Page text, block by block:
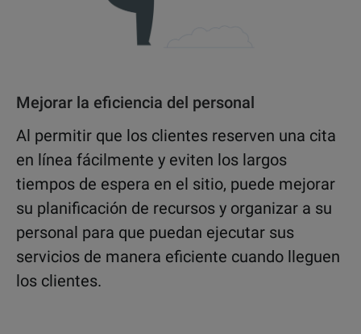
Mejorar la eficiencia del personal
Al permitir que los clientes reserven una cita
en línea fácilmente y eviten los largos
tiempos de espera en el sitio, puede mejorar
su planificación de recursos y organizar a su
personal para que puedan ejecutar sus
servicios de manera eficiente cuando lleguen
los clientes.